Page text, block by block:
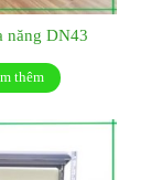
năng DN43
thêm